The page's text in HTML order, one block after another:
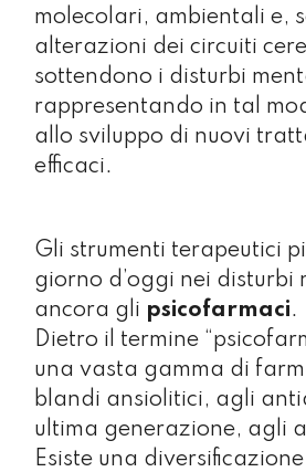
molecolari, ambientali e,
alterazioni dei circuiti
sottendono i disturbi
rappresentando in tal
allo sviluppo di nuovi
efficaci.
Gli strumenti terapeutici
giorno d’oggi nei disturbi
ancora gli psicofarmaci.
Dietro il termine
una vasta gamma di
blandi ansiolitici, agli
ultima generazione, agli
Esiste una